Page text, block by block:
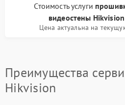
Стоимость услуги
видеостены Hikvision
Цена актуальна на
Преимущества
Hikvision